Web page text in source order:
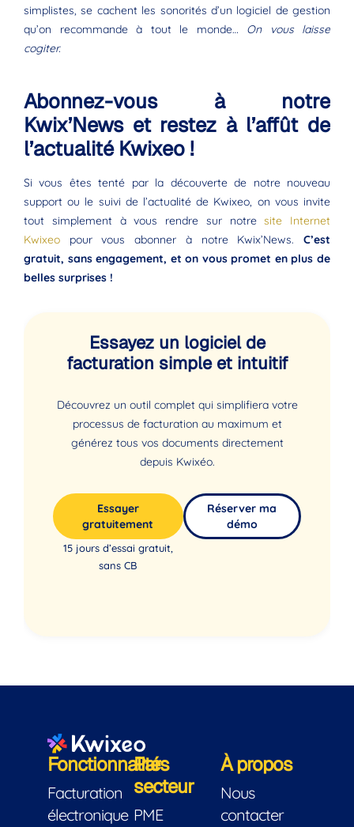
simplistes, se cachent les sonorités d’un logiciel de gestion
qu’on recommande à tout le monde… On vous laisse
cogiter.
Abonnez-vous à notre
Kwix’News et restez à l’affût de
l’actualité Kwixeo !
Si vous êtes tenté par la découverte de notre nouveau
support ou le suivi de l’actualité de Kwixeo, on vous invite
tout simplement à vous rendre sur notresite Internet
Kwixeo pour vous abonner à notre Kwix’News. C’est
gratuit, sans engagement, et on vous promet en plus de
belles surprises !
Essayez un logiciel de
facturation simple et intuitif
Découvrez un outil complet qui simplifiera votre
processus de facturation au maximum et
générez tous vos documents directement
depuis Kwixéo.
Essayer
gratuitement
15 jours d’essai gratuit,
sans CB
Réserver ma
démo
Fonctionnalités
Facturation
électronique
Par
secteur
PME
À propos
Nous
contacter